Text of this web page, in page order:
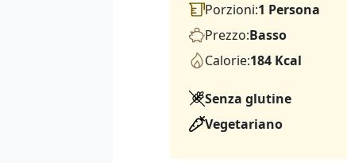
Porzioni:1 Persona
Prezzo:Basso
Calorie:184 Kcal
Senza glutine
Vegetariano